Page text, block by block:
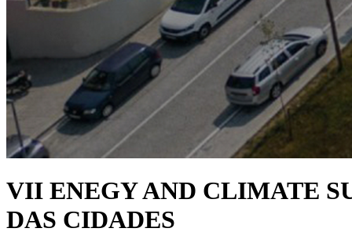
VII ENEGY AND CLIMATE
DAS CIDADES